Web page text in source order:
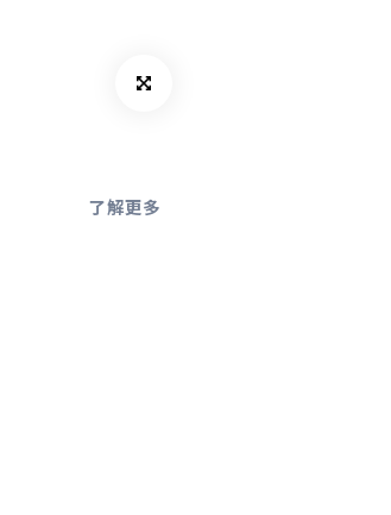
了解更多